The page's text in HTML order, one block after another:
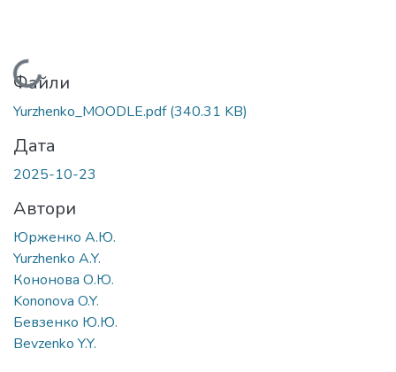
Вантажиться...
Файли
Yurzhenko_MOODLE.pdf(340.31 KB)
Дата
2025-10-23
Автори
Юрженко А.Ю.
Yurzhenko A.Y.
Кононова О.Ю.
Kononova O.Y.
Бевзенко Ю.Ю.
Bevzenko Y.Y.